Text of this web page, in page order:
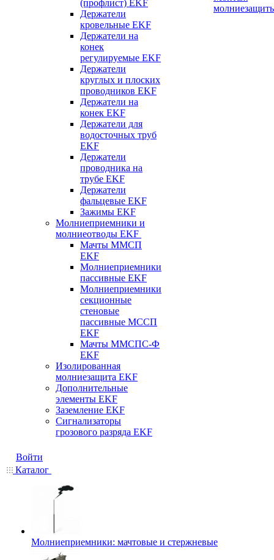
(профлист) EKF
Держатели
кровельные EKF
Держатели на
конек
регулируемые EKF
Держатели
круглых и плоских
проводников EKF
Держатели на
конек EKF
Держатели для
водосточных труб
EKF
Держатели
проводника на
трубе EKF
Держатели
фальцевые EKF
Зажимы EKF
Молниеприемники и
молниеотводы EKF
Мачты ММСП
EKF
Молниеприемники
пассивные EKF
Молниеприемники
секционные
стеновые
пассивные МССП
EKF
Мачты ММСПС-Ф
EKF
Изолированная
молниезащита EKF
Дополнительные
элементы EKF
Заземление EKF
Сигнализаторы
грозового разряда EKF
Войти
Каталог
Молниеприемники: мачтовые и стержневые